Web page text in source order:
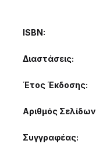
ISBN
Διαστάσεις
Έτος Έκδοσης
Αριθμός Σελίδων
Συγγραφέας